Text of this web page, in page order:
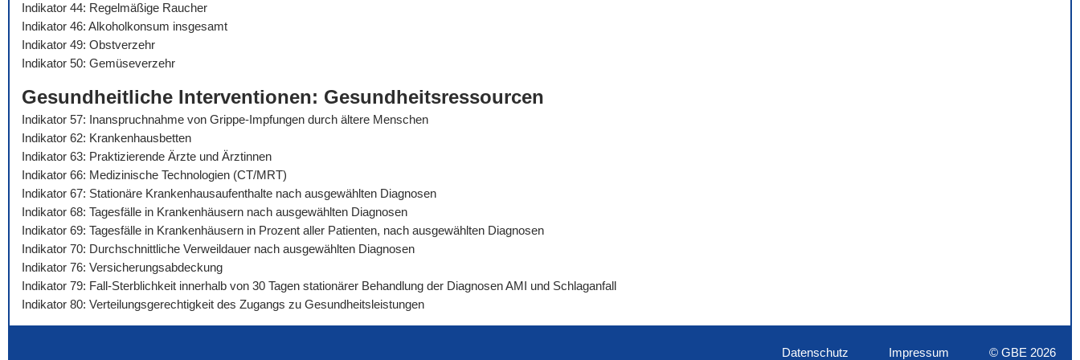
Indikator 44: Regelmäßige Raucher
Indikator 46: Alkoholkonsum insgesamt
Indikator 49: Obstverzehr
Indikator 50: Gemüseverzehr
Gesundheitliche Interventionen: Gesundheitsressourcen
Indikator 57: Inanspruchnahme von Grippe-Impfungen durch ältere Menschen
Indikator 62: Krankenhausbetten
Indikator 63: Praktizierende Ärzte und Ärztinnen
Indikator 66: Medizinische Technologien (CT/MRT)
Indikator 67: Stationäre Krankenhausaufenthalte nach ausgewählten Diagnosen
Indikator 68: Tagesfälle in Krankenhäusern nach ausgewählten Diagnosen
Indikator 69: Tagesfälle in Krankenhäusern in Prozent aller Patienten, nach ausgewählten Diagnosen
Indikator 70: Durchschnittliche Verweildauer nach ausgewählten Diagnosen
Indikator 76: Versicherungsabdeckung
Indikator 79: Fall-Sterblichkeit innerhalb von 30 Tagen stationärer Behandlung der Diagnosen AMI und Schlaganfall
Indikator 80: Verteilungsgerechtigkeit des Zugangs zu Gesundheitsleistungen
Datenschutz Impressum © GBE 2026